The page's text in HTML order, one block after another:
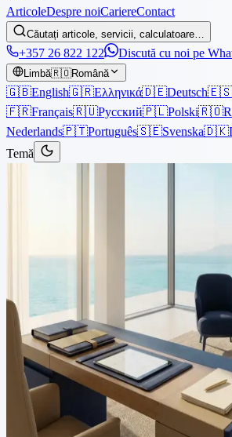
ArticoleDespre noiCariereContact
Căutați articole, servicii, calculatoare…
+357 26 822 122 Discută cu noi pe
Limbă🇷🇴Română
🇬🇧English🇬🇷Ελληνικά🇩🇪Deutsch🇪🇸
🇫🇷Français🇷🇺Русский🇵🇱Polski🇷🇴
Nederlands🇵🇹Português🇸🇪Svenska🇩🇰
Temă
Memorandum și
Constitutive pentru
Companie din Cipru
Introducere Înființarea unei companii în
inteligentă pentru proprietarii de afaceri din
beneficiile fiscale ale insulei și cadrul legal
conduce prin...